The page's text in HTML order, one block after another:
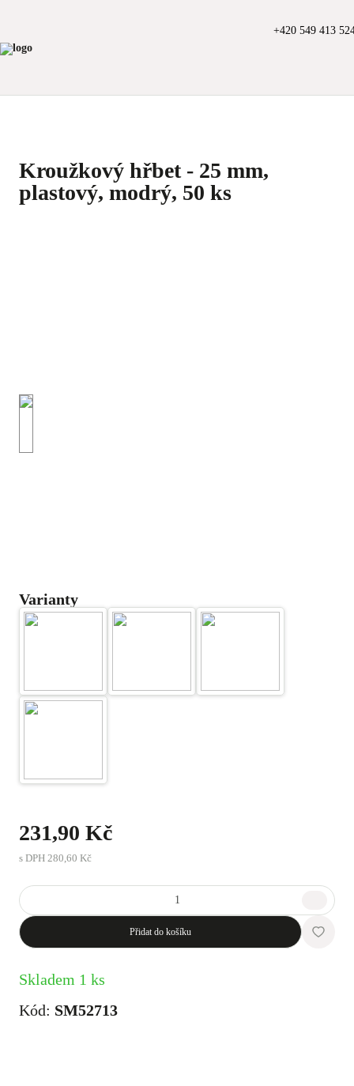
+420 549 413
Kroužkový hřbet - 25 mm,
plastový, modrý, 50 ks
Varianty
231,90 Kč
s DPH 280,60 Kč
Přidat do košíku
Skladem 1 ks
Kód: SM52713